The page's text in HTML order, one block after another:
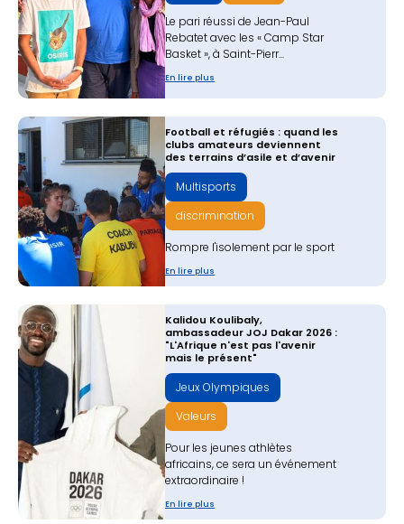
Le pari réussi de Jean-Paul
Rebatet avec les « Camp Star
Basket », à Saint-Pierr...
En lire plus
​Football et réfugiés : quand les
clubs amateurs deviennent
des terrains d’asile et d’avenir
Multisports
discrimination
Rompre l'isolement par le sport
En lire plus
Kalidou Koulibaly,
ambassadeur JOJ Dakar 2026 :
"L'Afrique n'est pas l'avenir
mais le présent"‍
Jeux Olympiques
Valeurs
Pour les jeunes athlètes
africains, ce sera un événement
extraordinaire !
En lire plus